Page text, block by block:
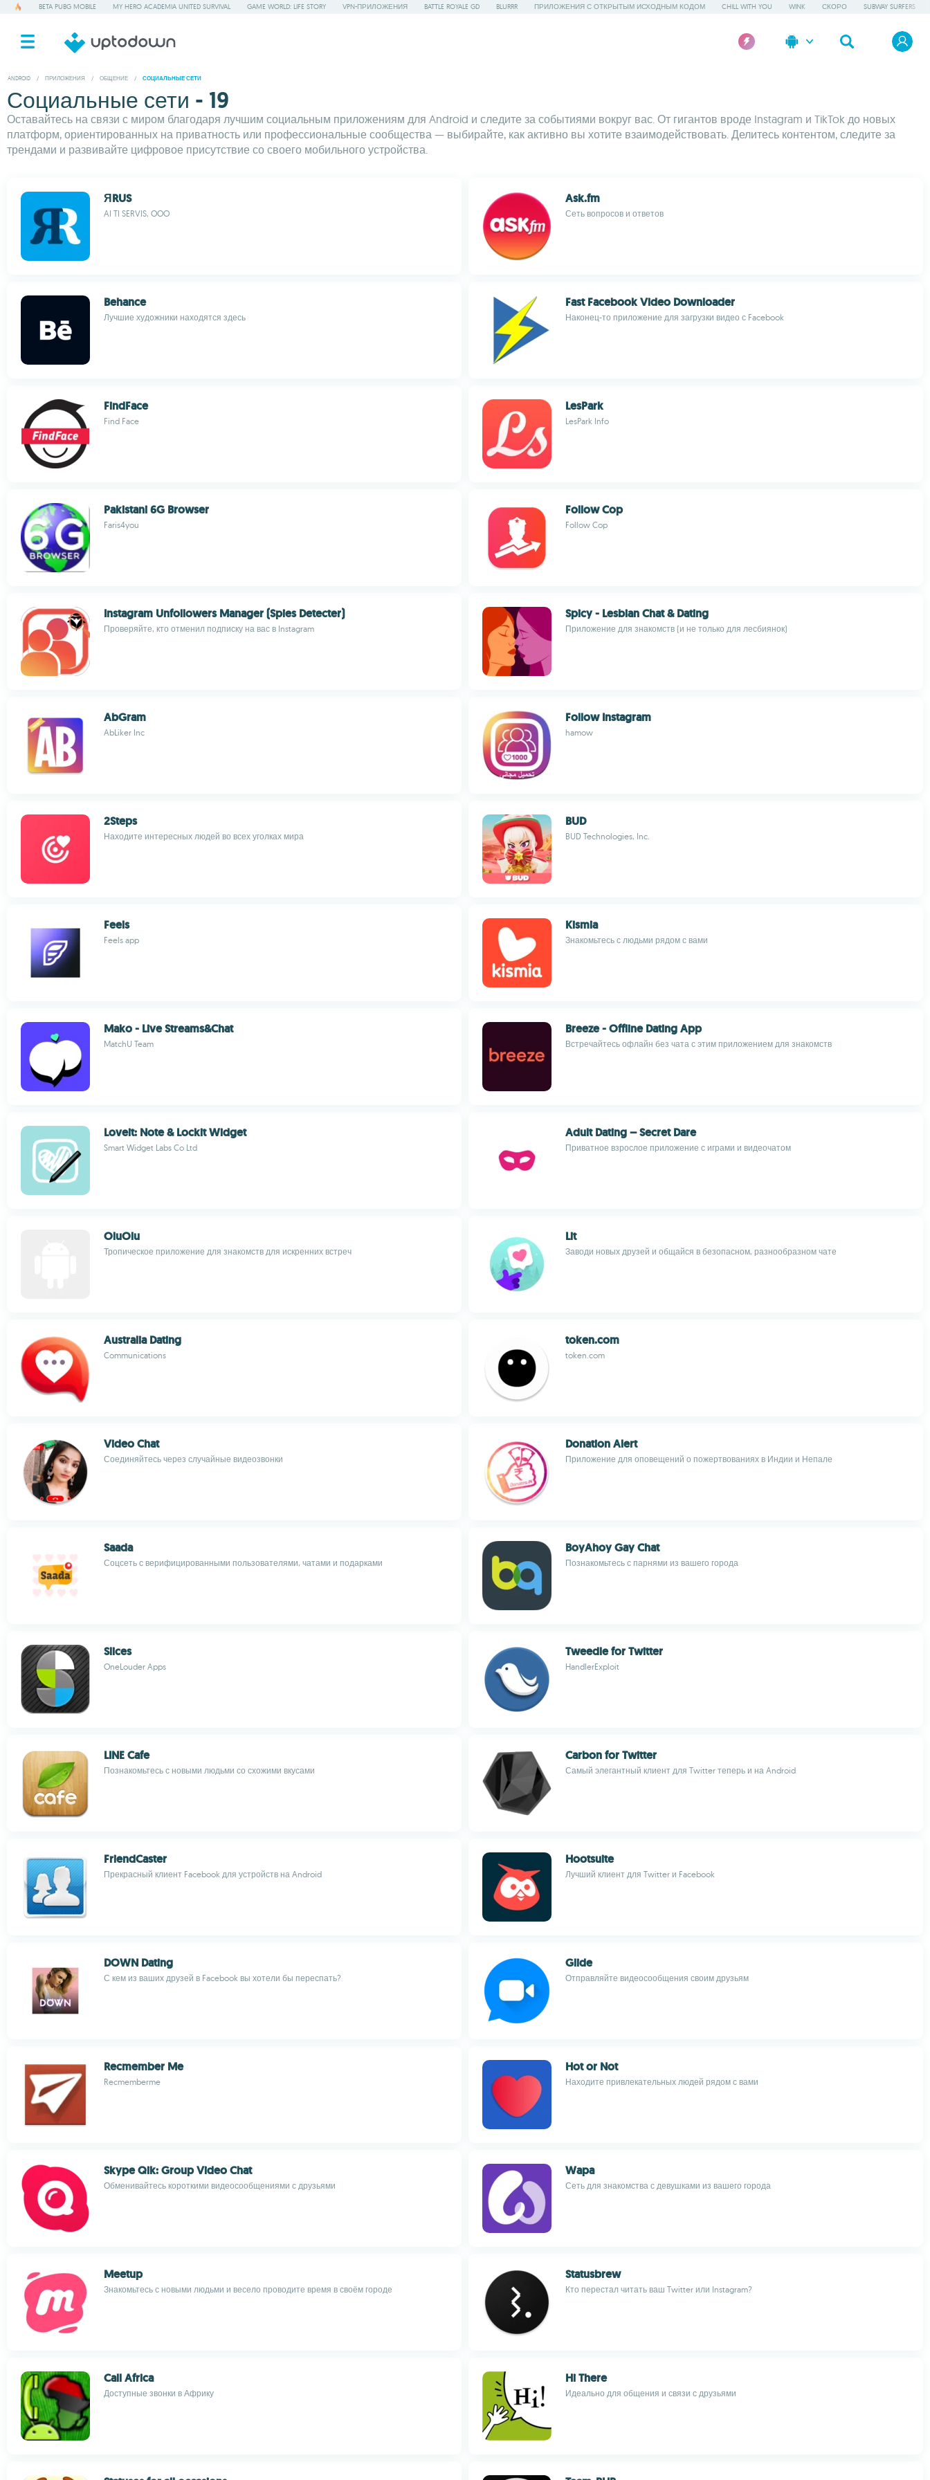
BETA PUBG MOBILE MY HERO ACADEMIA UNITED SURVIVAL GAME WORLD: LIFE STORY VPN-ПРИЛОЖЕНИЯ BATTLE ROYALE GD BLURRR ПРИЛОЖЕНИЯ С ОТКРЫТЫМ ИСХОДНЫМ КОДОМ CHILL WITH YOU WINK СКОРО SUBWAY SURFERS
ANDROID / ПРИЛОЖЕНИЯ / ОБЩЕНИЕ / СОЦИАЛЬНЫЕ СЕТИ
Социальные сети - 19
Оставайтесь на связи с миром благодаря лучшим социальным приложениям для Android и следите за событиями вокруг вас. От гигантов вроде Instagram и TikTok до новых
платформ, ориентированных на приватность или профессиональные сообщества — выбирайте, как активно вы хотите взаимодействовать. Делитесь контентом, следите за
трендами и развивайте цифровое присутствие со своего мобильного устройства.
ЯRUS
AI TI SERVIS, OOO
Ask.fm
Сеть вопросов и ответов
Behance
Лучшие художники находятся здесь
Fast Facebook Video Downloader
Наконец-то приложение для загрузки видео с Facebook
FindFace
Find Face
LesPark
LesPark Info
Pakistani 6G Browser
Faris4you
Follow Cop
Follow Cop
Instagram Unfollowers Manager (Spies Detecter)
Проверяйте, кто отменил подписку на вас в Instagram
Spicy - Lesbian Chat & Dating
Приложение для знакомств (и не только для лесбиянок)
AbGram
AbLiker Inc
Follow Instagram
hamow
2Steps
Находите интересных людей во всех уголках мира
BUD
BUD Technologies, Inc.
Feels
Feels app
Kismia
Знакомьтесь с людьми рядом с вами
Mako - Live Streams&Chat
MatchU Team
Breeze - Offline Dating App
Встречайтесь офлайн без чата с этим приложением для знакомств
Loveit: Note & Lockit Widget
Smart Widget Labs Co Ltd
Adult Dating – Secret Dare
Приватное взрослое приложение с играми и видеочатом
OluOlu
Тропическое приложение для знакомств для искренних встреч
Lit
Заводи новых друзей и общайся в безопасном, разнообразном чате
Australia Dating
Communications
token.com
token.com
Video Chat
Соединяйтесь через случайные видеозвонки
Donation Alert
Приложение для оповещений о пожертвованиях в Индии и Непале
Saada
Соцсеть с верифицированными пользователями, чатами и подарками
BoyAhoy Gay Chat
Познакомьтесь с парнями из вашего города
Slices
OneLouder Apps
Tweedle for Twitter
HandlerExploit
LINE Cafe
Познакомьтесь с новыми людьми со схожими вкусами
Carbon for Twitter
Самый элегантный клиент для Twitter теперь и на Android
FriendCaster
Прекрасный клиент Facebook для устройств на Android
Hootsuite
Лучший клиент для Twitter и Facebook
DOWN Dating
С кем из ваших друзей в Facebook вы хотели бы переспать?
Glide
Отправляйте видеосообщения своим друзьям
Recmember Me
Recmemberme
Hot or Not
Находите привлекательных людей рядом с вами
Skype Qik: Group Video Chat
Обменивайтесь короткими видеосообщениями с друзьями
Wapa
Сеть для знакомства с девушками из вашего города
Meetup
Знакомьтесь с новыми людьми и весело проводите время в своём городе
Statusbrew
Кто перестал читать ваш Twitter или Instagram?
Call Africa
Доступные звонки в Африку
Hi There
Идеально для общения и связи с друзьями